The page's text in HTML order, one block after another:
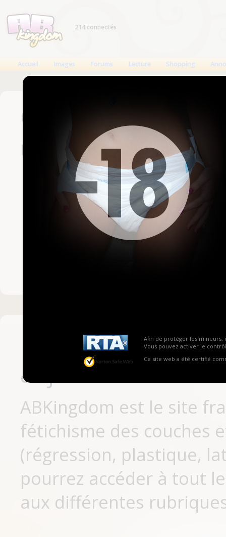
Afin de protéger les mineurs,
Vous pouvez activer le
Ce site web a été certifié
214 connectés
Accueil Images Forums Lecture Shopping
Connexion
Un compte est
Nom d'utilisateur
Mot de passe
Pas encore
aujourd'hui
ABKingdom est le site
fétichisme des couches
(régression, plastique,
pourrez accéder à tout
aux différentes